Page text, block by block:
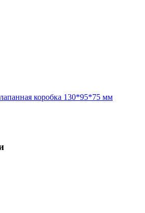
коробка 130*95*75 мм